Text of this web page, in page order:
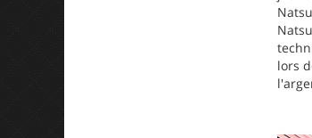
lors